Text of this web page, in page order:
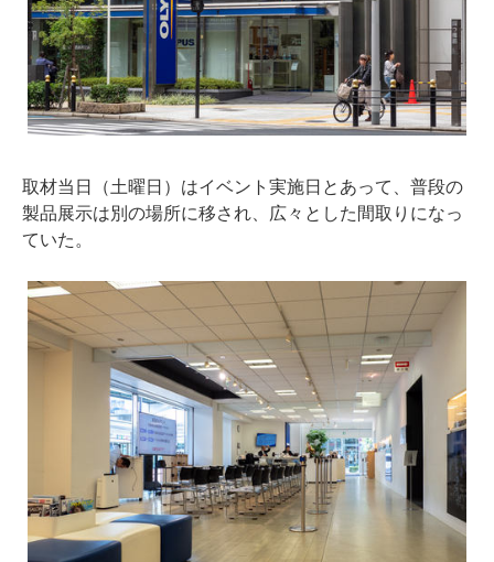
取材当日（土曜日）はイベント実施日とあって、普段の
製品展示は別の場所に移され、広々とした間取りになっ
ていた。